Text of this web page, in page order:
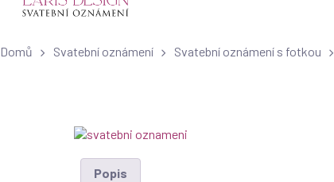
Domů Svatební oznámení Svatební oznámení s fotkou
Popis